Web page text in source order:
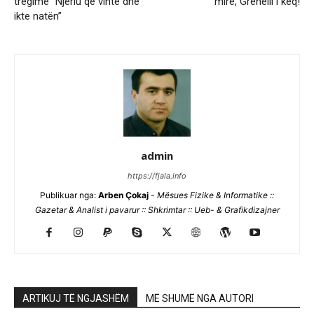
ikte natën”
admin
https://fjala.info
Publikuar nga: Arben Çokaj - Mësues Fizike & Informatike ::
Gazetar & Analist i pavarur :: Shkrimtar :: Ueb- & Grafikdizajner
ARTIKUJ TË NGJASHËM MË SHUMË NGA AUTORI